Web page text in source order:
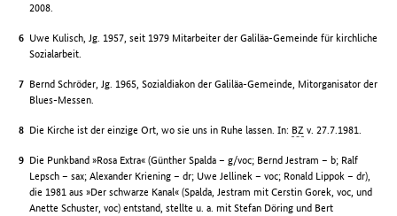
2008.
Uwe Kulisch, Jg. 1957, seit 1979 Mitarbeiter der Galiläa-Gemeinde für kirchliche
Sozialarbeit.
Bernd Schröder, Jg. 1965, Sozialdiakon der Galiläa-Gemeinde, Mitorganisator der
Blues-Messen.
Die Kirche ist der einzige Ort, wo sie uns in Ruhe lassen. In: BZ v. 27.7.1981.
Die Punkband »Rosa Extra« (Günther Spalda – g/voc; Bernd Jestram – b; Ralf
Lepsch – sax; Alexander Kriening – dr; Uwe Jellinek – voc; Ronald Lippok – dr),
die 1981 aus »Der schwarze Kanal« (Spalda, Jestram mit Cerstin Gorek, voc, und
Anette Schuster, voc) entstand, stellte u. a. mit Stefan Döring und Bert